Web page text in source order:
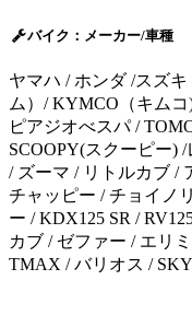
バイク：メーカー/車種
ヤマハ / ホンダ /スズ
ム）/ KYMCO（キム
ピアジオべスパ /
SCOOPY(スクーピー)
/ ズーマ / リトルカブ /
チャッピー / チョイノ
ー / KDX125 SR /
カブ / ゼファー / エリ
TMAX / バリオス /